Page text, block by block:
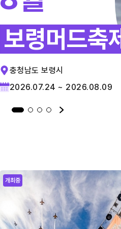
보령머드축
충청남도 보령시
2026.07.24 ~ 2026.08.09
개최중